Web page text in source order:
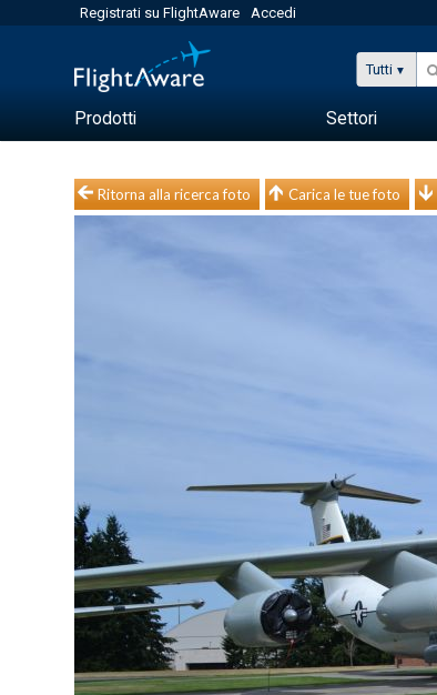
Registrati su FlightAware Accedi
Tutti
Prodotti Settori
Ritorna alla ricerca foto Carica le tue foto